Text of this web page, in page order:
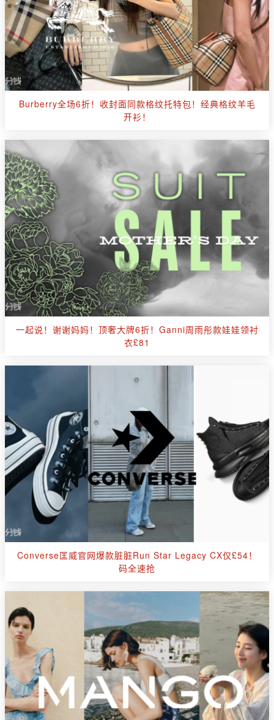
Burberry全场6折！收封面同款格纹托特包！经典格纹羊毛
开衫！
一起说！谢谢妈妈！顶奢大牌6折！Ganni周雨彤款娃娃领衬
衣£81
Converse匡威官网爆款脏脏Run Star Legacy CX仅£54！
码全速抢